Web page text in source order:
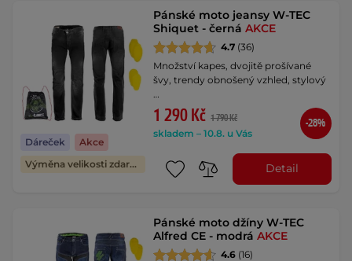
Dáreček
Akce
Výměna velikosti zdarma
Pánské moto jeansy W-TEC
Shiquet - černáAKCE
4.7 (36)
Množství kapes, dvojitě prošívané
švy, trendy obnošený vzhled, stylový
1 290 Kč 1 790 Kč
skladem – 10.8. u Vás
-28%
Detail
Pánské moto džíny W-TEC
Alfred CE - modráAKCE
4.6 (16)